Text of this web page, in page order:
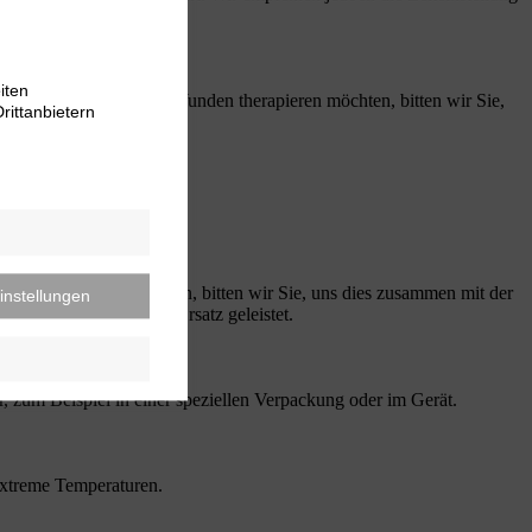
Wenn Sie offene Wunden therapieren möchten, bitten wir Sie,
Gerät ein Defekt sein, bitten wir Sie, uns dies zusammen mit der
kostengünstigst Ersatz geleistet.
zum Beispiel in einer speziellen Verpackung oder im Gerät.
Temperaturen.